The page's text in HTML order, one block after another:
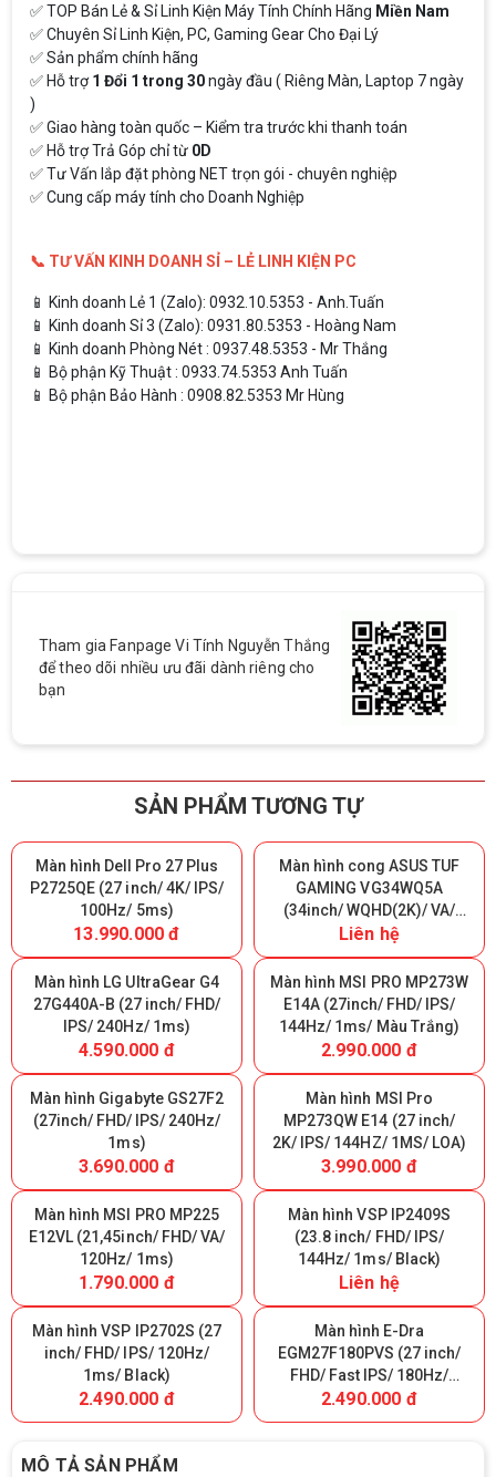
✅ TOP Bán Lẻ & Sỉ Linh Kiện Máy Tính Chính Hãng Miền Nam
✅ Chuyên Sỉ Linh Kiện, PC, Gaming Gear Cho Đại Lý
✅ Sản phẩm chính hãng
✅ Hỗ trợ1 Đổi 1 trong 30ngày đầu ( Riêng Màn, Laptop 7 ngày
)
✅ Giao hàng toàn quốc – Kiểm tra trước khi thanh toán
✅ Hỗ trợ Trả Góp chỉ từ 0D
✅ Tư Vấn lắp đặt phòng NET trọn gói - chuyên nghiệp
✅ Cung cấp máy tính cho Doanh Nghiệp
📞 TƯ VẤN KINH DOANH SỈ – LẺ LINH KIỆN PC
📱 Kinh doanh Lẻ 1 (Zalo): 0932.10.5353 - Anh.Tuấn
📱 Kinh doanh Sỉ 3 (Zalo): 0931.80.5353 - Hoàng Nam
📱 Kinh doanh Phòng Nét : 0937.48.5353 - Mr Thắng
📱 Bộ phận Kỹ Thuật : 0933.74.5353 Anh Tuấn
📱 Bộ phận Bảo Hành : 0908.82.5353 Mr Hùng
Tham gia Fanpage Vi Tính Nguyễn Thắng
để theo dõi nhiều ưu đãi dành riêng cho
bạn
SẢN PHẨM TƯƠNG TỰ
Màn hình Dell Pro 27 Plus
P2725QE (27 inch/ 4K/ IPS/
100Hz/ 5ms)
13.990.000 đ
Màn hình cong ASUS TUF
GAMING VG34WQ5A
(34inch/ WQHD(2K)/ VA/
200Hz/ 0.5ms/ 1500R)
Liên hệ
Màn hình LG UltraGear G4
27G440A-B (27 inch/ FHD/
IPS/ 240Hz/ 1ms)
4.590.000 đ
Màn hình MSI PRO MP273W
E14A (27inch/ FHD/ IPS/
144Hz/ 1ms/ Màu Trắng)
2.990.000 đ
Màn hình Gigabyte GS27F2
(27inch/ FHD/ IPS/ 240Hz/
1ms)
3.690.000 đ
Màn hình MSI Pro
MP273QW E14 (27 inch/
2K/ IPS/ 144HZ/ 1MS/ LOA)
3.990.000 đ
Màn hình MSI PRO MP225
E12VL (21,45inch/ FHD/ VA/
120Hz/ 1ms)
1.790.000 đ
Màn hình VSP IP2409S
(23.8 inch/ FHD/ IPS/
144Hz/ 1ms/ Black)
Liên hệ
Màn hình VSP IP2702S (27
inch/ FHD/ IPS/ 120Hz/
1ms/ Black)
2.490.000 đ
Màn hình E-Dra
EGM27F180PVS (27 inch/
FHD/ Fast IPS/ 180Hz/
0.5ms)
2.490.000 đ
MÔ TẢ SẢN PHẨM